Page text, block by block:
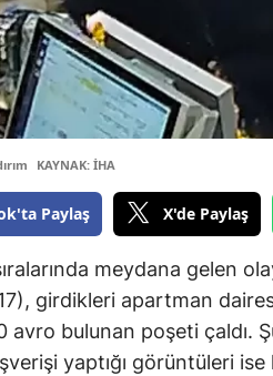
KAYNAK: İHA
Paylaş X'de Paylaş
meydana gelen
girdikleri apartman
avro bulunan poşeti çaldı.
yaptığı görüntüleri